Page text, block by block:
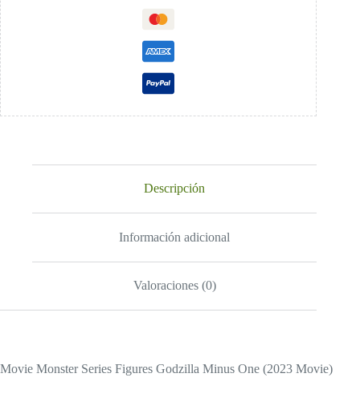
Descripción
Información adicional
Valoraciones (0)
Movie Monster Series Figures Godzilla Minus One (2023 Movie)